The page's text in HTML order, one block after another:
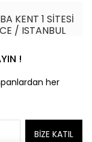
KENT 1 SİTESİ
/ ISTANBUL
!
her
BİZE KATIL